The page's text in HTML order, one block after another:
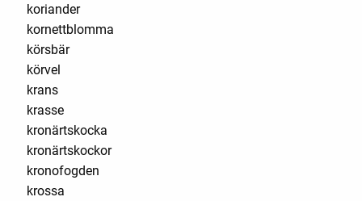
koriander
kornettblomma
körsbär
körvel
krans
krasse
kronärtskocka
kronärtskockor
kronofogden
krossa